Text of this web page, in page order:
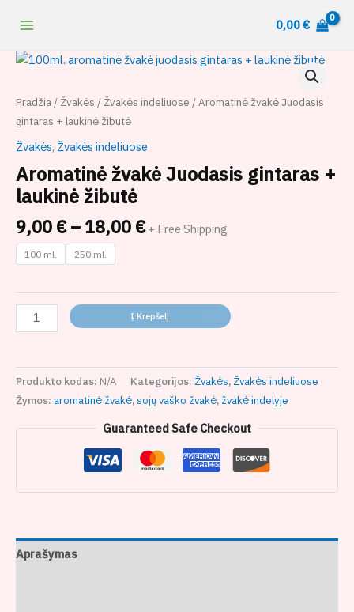
0,00 €
Pradžia / Žvakės / Žvakės indeliuose / Aromatinė žvakė Juodasis
gintaras + laukinė žibutė
Žvakės, Žvakės indeliuose
Aromatinė žvakė Juodasis gintaras +
laukinė žibutė
9,00 € – 18,00 €
Price
9,00 €
+ Free Shipping
100 ml. 250 ml.
produkto
Aromatinė
žvakė
gintaras
+
laukinė
Į Krepšelį
Produkto kodas: N/A Kategorijos: Žvakės, Žvakės indeliuose
Žymos: aromatinė žvakė,sojų vaško žvakė, žvakė indelyje
Guaranteed Safe Checkout
Aprašymas